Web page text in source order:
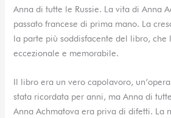
Anna di tutte le Russie. La vita di Anna
passato francese di prima mano. La
la parte più soddisfacente del libro, che
eccezionale e memorabile.
Il libro era un vero capolavoro,
stata ricordata per anni, ma Anna di
Anna Achmatova era priva di difetti. La